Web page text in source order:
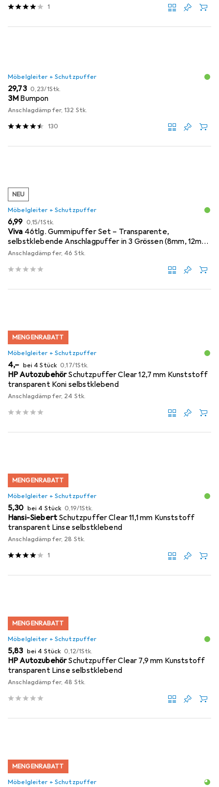
1
Möbelgleiter + Schutzpuffer
EUR
29,73 EUR
0,23/1Stk.
3M Bumpon
Anschlagdämpfer, 132 Stk.
130
NEU
Möbelgleiter + Schutzpuffer
EUR
6,99 EUR
0,15/1Stk.
Viva 46tlg. Gummipuffer Set – Transparente,
selbstklebende Anschlagpuffer in 3 Grössen (8mm, 12mm,
18mm)
Anschlagdämpfer, 46 Stk.
MENGENRABATT
Möbelgleiter + Schutzpuffer
EUR
4,– bei 4 Stück EUR
0,17/1Stk.
HP AutozubehörSchutzpuffer Clear 12,7 mm Kunststoff
transparent Koni selbstklebend
Anschlagdämpfer, 24 Stk.
MENGENRABATT
Möbelgleiter + Schutzpuffer
EUR
5,30 bei 4 Stück EUR
0,19/1Stk.
Hansi-Siebert Schutzpuffer Clear 11,1 mm Kunststoff
transparent Linse selbstklebend
Anschlagdämpfer, 28 Stk.
1
MENGENRABATT
Möbelgleiter + Schutzpuffer
EUR
5,83 bei 4 Stück EUR
0,12/1Stk.
HP AutozubehörSchutzpuffer Clear 7,9 mm Kunststoff
transparent Linse selbstklebend
Anschlagdämpfer, 48 Stk.
MENGENRABATT
Möbelgleiter + Schutzpuffer